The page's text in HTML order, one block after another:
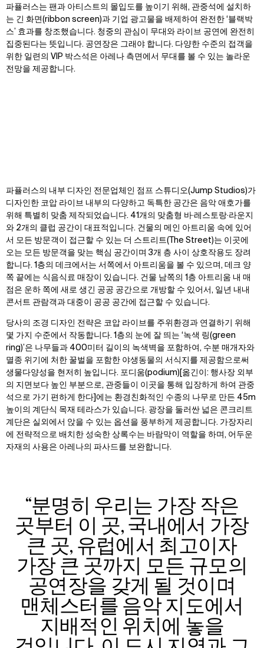
파퓰러스는 팬과 아티스트의 몰입도를 높이기 위해, 관중석에 설치하
는 긴 화면(ribbon screen)과 기업 광고물을 배제하여 완전한 ‘블랙박
스’ 효과를 창조했습니다. 청중의 관심이 무대와 라이브 공연에 완전히
집중된다는 뜻입니다. 공연장은 그래야 합니다. 다양한 수준의 접객을
위한 일련의 VIP 박스석은 아레나 측면에서 무대를 볼 수 있는 놀라운
전망을 제공합니다.
Zoom
Zoom
Zoom
파퓰러스의 내부 디자인 전문업체인 점프 스튜디오(Jump Studios)가
디자인한 코압 라이브 내부의 다양하고 독특한 공간은 음악 애호가를
위해 특별히 맞춤 제작되었습니다. 41개의 맞춤형 바·레스토랑·라운지
와 2개의 클럽 공간이 대표적입니다. 건물의 메인 아트리움 속에 있어
서 모든 방문객이 접근할 수 있는 더 스트리트(The Street)는 이곳에
오는 모든 방문객을 맞는 핵심 공간이며 3개 층 사이 상호작용도 장려
합니다. 1층의 데크에서는 서쪽에서 아트리움을 볼 수 있으며, 데크 양
쪽 끝에는 식음식료 매장이 있습니다. 건물 남쪽의 1층 아트리움 내 매
점은 운하 쪽에 새로 생긴 공공 공간으로 개방할 수 있어서, 일년 내내
콘서트 관람객과 대중이 공공 공간에 접근할 수 있습니다.
당사의 조경 디자인 전략은 코압 라이브를 주위환경과 연결하기 위해
몇 가지 수준에서 작동합니다. 1층의 눈에 잘 띄는 ‘녹색 링(green
ring)’은 나무들과 400미터 길이의 녹색벽을 포함하여, 수분 매개자와
멸종 위기에 처한 꿀벌을 포함한 야생동물의 서식지를 제공함으로써
생물다양성을 현저히 높입니다. 포디움(podium)[옮긴이: 행사장 외부
의 지면보다 높인 부분으로, 관중들이 이곳을 통해 입장하게 하여 관중
석으로 가기 편하게 한다]에는 환경친화적인 수종의 나무로 만든 45m
높이의 계단식 목재 테라스가 있습니다. 광장을 둘러싼 넓은 콘크리트
계단은 실외에서 앉을 수 있는 옵션을 풍부하게 제공합니다. 가장자리
에 전략적으로 배치한 성숙한 상록수는 바람막이 역할을 하며, 어두운
자재의 사용은 아레나의 파사드를 보완합니다.
“분명히 우리는 가장 작은
곳부터 이 곳, 국내에서 가장
큰 곳, 유럽에서 최고이자
가장 큰 곳까지 모든 규모의
공연장을 갖게 될 것이며
맨체스터를 음악 지도에서
지배적인 위치에 놓을